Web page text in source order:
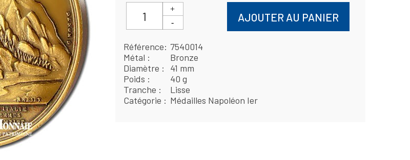
AJOUTER AU PANIER
Référence
7540014
Métal
Bronze
Diamètre
41 mm
Poids
40 g
Tranche
Lisse
Catégorie
Médailles Napoléon Ier